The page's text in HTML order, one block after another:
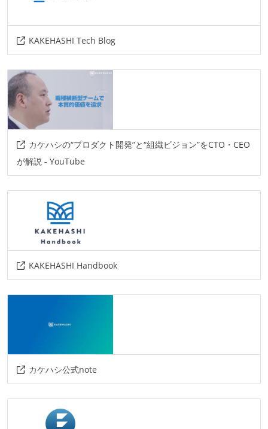
KAKEHASHI Tech Blog
カケハシの“プロダクト開発”と“組織ビジョン”をCTO・CEO
が解説 - YouTube
KAKEHASHI Handbook
カケハシ公式note